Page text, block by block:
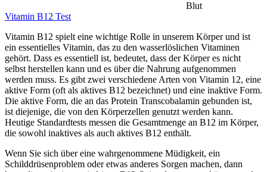
Blut
Vitamin B12 Test
Vitamin B12 spielt eine wichtige Rolle in unserem Körper und ist
ein essentielles Vitamin, das zu den wasserlöslichen Vitaminen
gehört. Dass es essentiell ist, bedeutet, dass der Körper es nicht
selbst herstellen kann und es über die Nahrung aufgenommen
werden muss. Es gibt zwei verschiedene Arten von Vitamin 12, eine
aktive Form (oft als aktives B12 bezeichnet) und eine inaktive Form.
Die aktive Form, die an das Protein Transcobalamin gebunden ist,
ist diejenige, die von den Körperzellen genutzt werden kann.
Heutige Standardtests messen die Gesamtmenge an B12 im Körper,
die sowohl inaktives als auch aktives B12 enthält.
Wenn Sie sich über eine wahrgenommene Müdigkeit, ein
Schilddrüsenproblem oder etwas anderes Sorgen machen, dann